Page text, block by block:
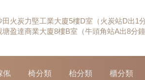
田火炭力堅工業大廈5樓D室（火炭站D出1分
塘盈達商業大廈8樓B室（牛頭角站A出8分鐘
俬 椅分類 枱分類 櫃分類